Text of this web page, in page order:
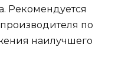
Рекомендуется
по
наилучшего